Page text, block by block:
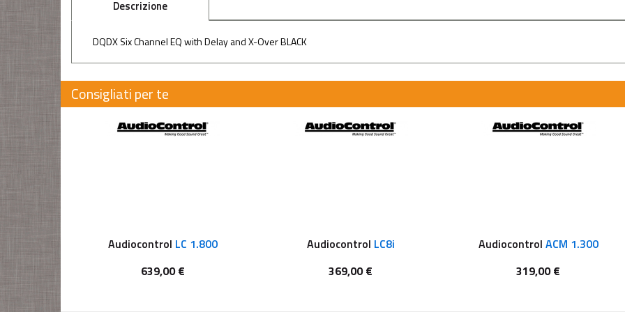
Descrizione
DQDX Six Channel EQ with Delay and X-Over BLACK
Consigliati per te
Audiocontrol LC 1.800
639,00 €
Audiocontrol LC8i
369,00 €
Audiocontrol ACM 1.300
319,00 €